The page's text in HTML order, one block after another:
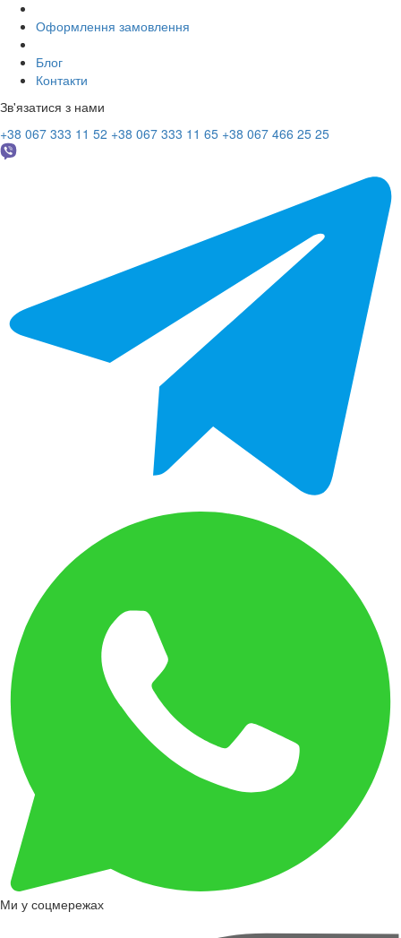
Оформлення замовлення
Блог
Контакти
Зв'язатися з нами
+38 067 333 11 52 +38 067 333 11 65 +38 067 466 25 25
Ми у соцмережах